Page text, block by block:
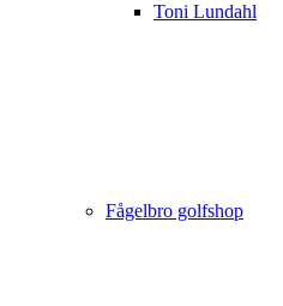
Toni Lundahl
Fågelbro golfshop